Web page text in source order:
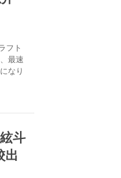
フト
最速
なり
斗
出